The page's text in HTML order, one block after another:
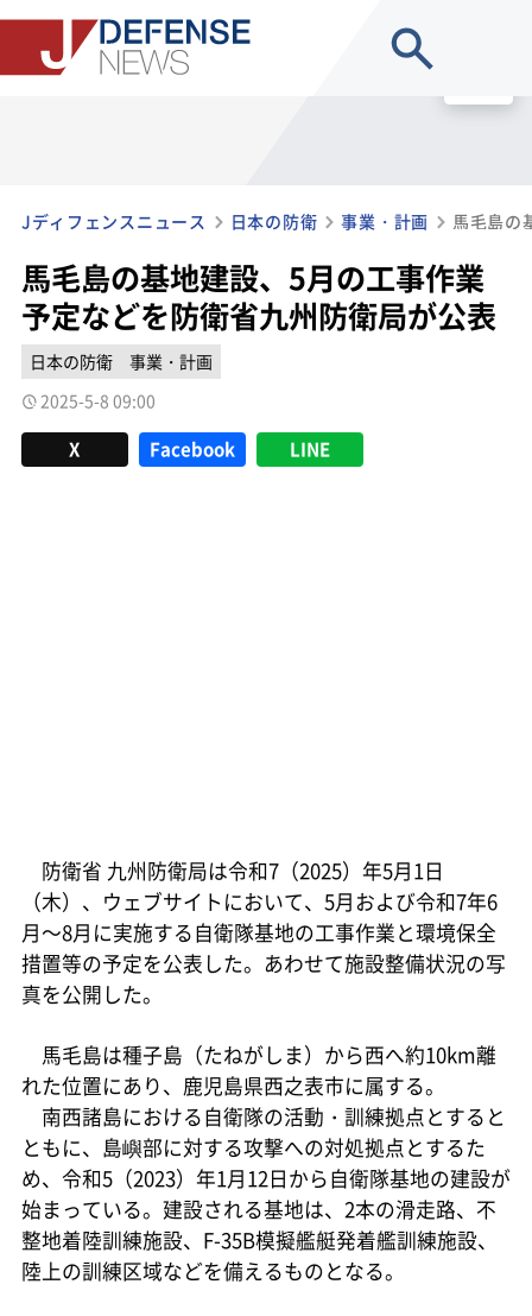
Jディフェンスニュース 日本の防衛 事業・計画
馬毛島の基地建設、5月の工事作業
予定などを防衛省九州防衛局が公表
日本の防衛
事業・計画
2025-5-8 09:00
X Facebook LINE
防衛省 九州防衛局は令和7（2025）年5月1日
（木）、ウェブサイトにおいて、5月および令和7年6
月～8月に実施する自衛隊基地の工事作業と環境保全
措置等の予定を公表した。あわせて施設整備状況の写
真を公開した。
馬毛島は種子島（たねがしま）から西へ約10km離
れた位置にあり、鹿児島県西之表市に属する。
南西諸島における自衛隊の活動・訓練拠点とすると
ともに、島嶼部に対する攻撃への対処拠点とするた
め、令和5（2023）年1月12日から自衛隊基地の建設が
始まっている。建設される基地は、2本の滑走路、不
整地着陸訓練施設、F-35B模擬艦艇発着艦訓練施設、
陸上の訓練区域などを備えるものとなる。